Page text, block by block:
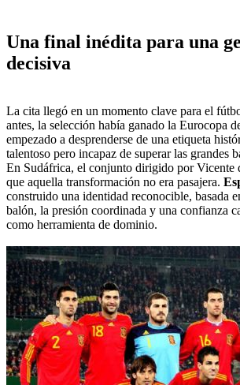
Una final inédita para una
decisiva
La cita llegó en un momento clave para el
antes, la selección había ganado la Eurocopa
empezado a desprenderse de una etiqueta
talentoso pero incapaz de superar las grandes
En Sudáfrica, el conjunto dirigido por Vicente
que aquella transformación no era pasajera.
construido una identidad reconocible, basada
balón, la presión coordinada y una confianza
como herramienta de dominio.